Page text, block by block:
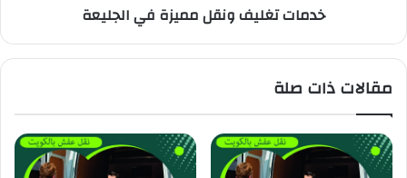
خدمات تغليف ونقل مميزة في الجليعة
مقالات ذات صلة